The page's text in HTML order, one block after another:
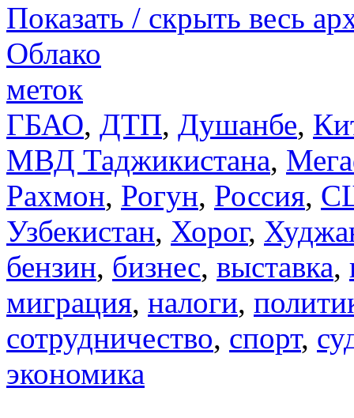
Показать / скрыть весь
Облако
меток
ГБАО, ДТП, Душанбе,
МВД Таджикистана,
Рахмон, Рогун, Россия,
Узбекистан, Хорог,
бензин, бизнес, выставка,
миграция, налоги,
сотрудничество, спорт,
экономика